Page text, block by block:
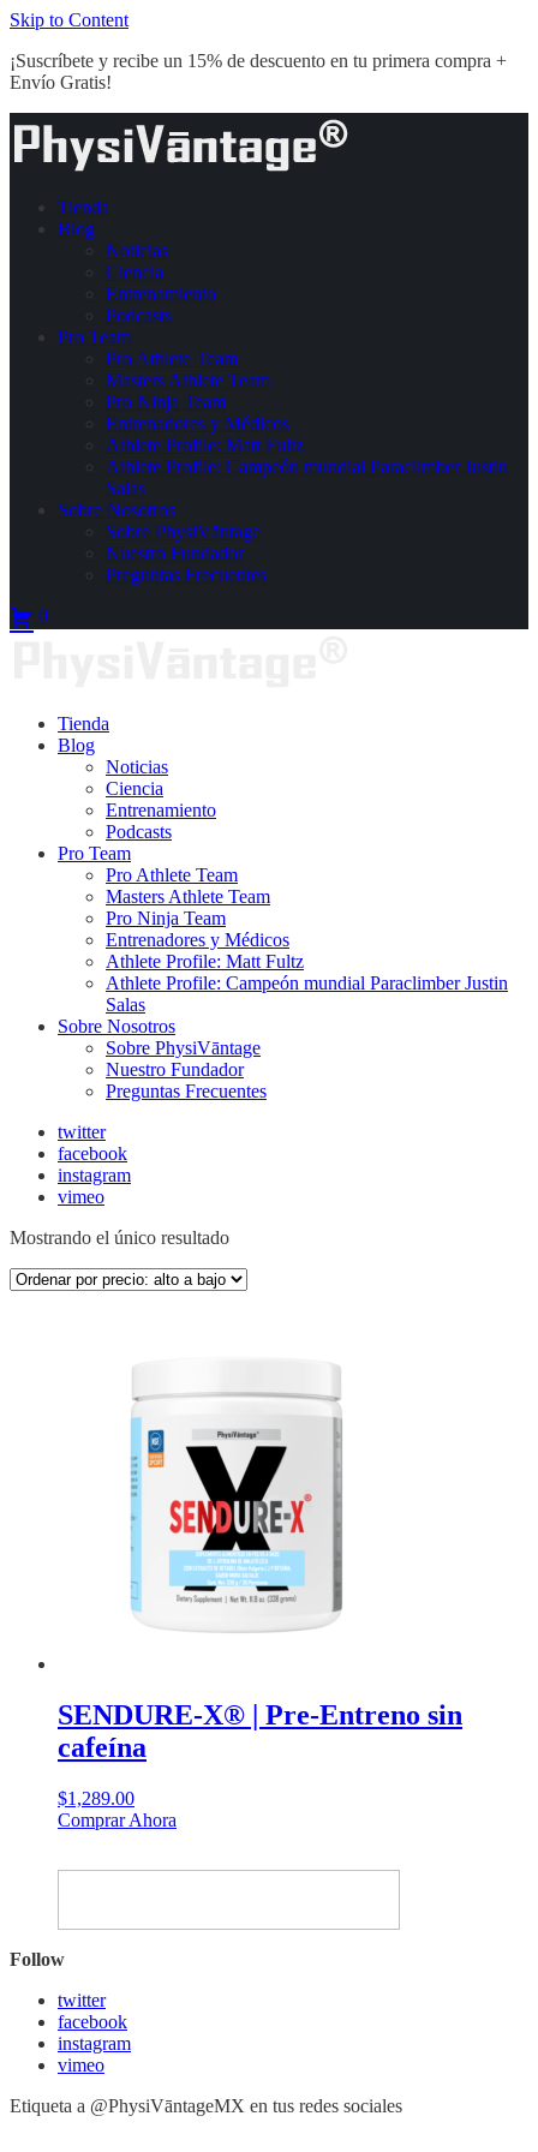
Skip to Content
¡Suscríbete y recibe un 15% de descuento en tu primera compra +
Envío Gratis!
Tienda
Blog
Noticias
Ciencia
Entrenamiento
Podcasts
Pro Team
Pro Athlete Team
Masters Athlete Team
Pro Ninja Team
Entrenadores y Médicos
Athlete Profile: Matt Fultz
Athlete Profile: Campeón mundial Paraclimber Justin
Salas
Sobre Nosotros
Sobre PhysiVāntage
Nuestro Fundador
Preguntas Frecuentes
0
Tienda
Blog
Noticias
Ciencia
Entrenamiento
Podcasts
Pro Team
Pro Athlete Team
Masters Athlete Team
Pro Ninja Team
Entrenadores y Médicos
Athlete Profile: Matt Fultz
Athlete Profile: Campeón mundial Paraclimber Justin
Salas
Sobre Nosotros
Sobre PhysiVāntage
Nuestro Fundador
Preguntas Frecuentes
twitter
facebook
instagram
vimeo
Mostrando el único resultado
SENDURE-X® | Pre-Entreno sin
cafeína
$1,289.00
Comprar Ahora
Las
de
producto
Follow
twitter
facebook
instagram
vimeo
Etiqueta a @PhysiVāntageMX en tus redes sociales